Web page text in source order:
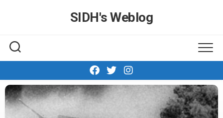
SIDH′s Weblog